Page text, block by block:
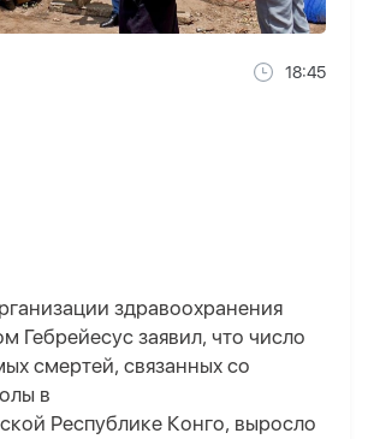
18:45
здравоохранения
Гебрейесус заявил, что число
смертей, связанных со
в
Республике Конго, выросло